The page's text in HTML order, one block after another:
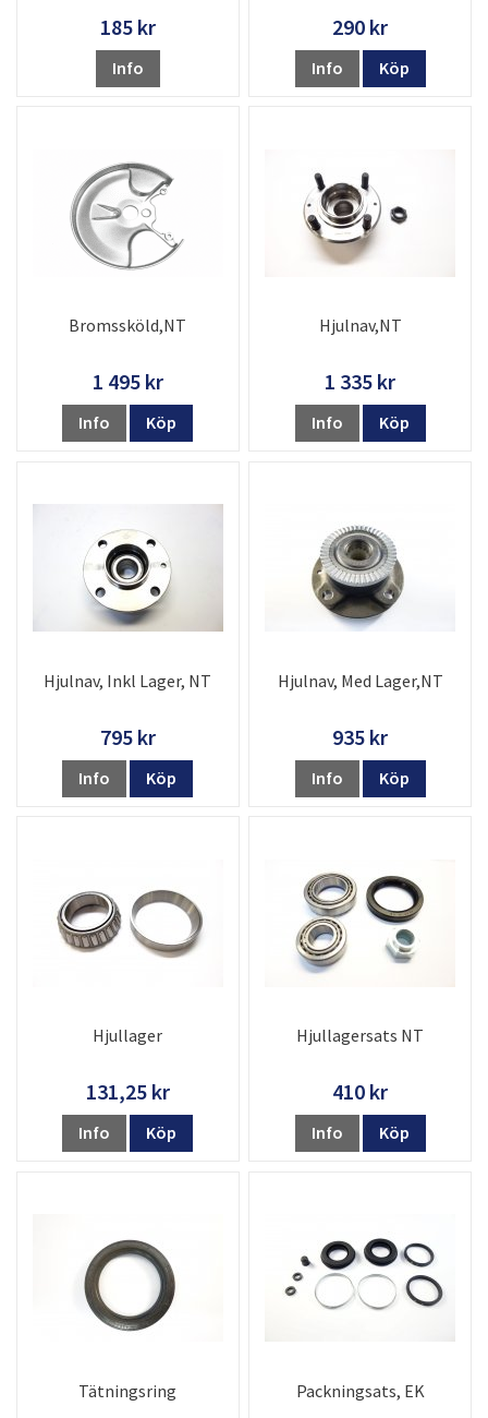
185 kr
Info
290 kr
Info Köp
Bromssköld,NT
1 495 kr
Info Köp
Hjulnav,NT
1 335 kr
Info Köp
Hjulnav, Inkl Lager, NT
795 kr
Info Köp
Hjulnav, Med Lager,NT
935 kr
Info Köp
Hjullager
131,25 kr
Info Köp
Hjullagersats NT
410 kr
Info Köp
Tätningsring Packningsats, EK